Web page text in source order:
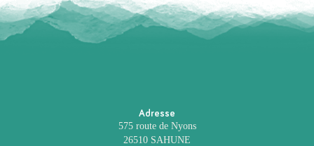
Adresse
575 route de Nyons
26510 SAHUNE